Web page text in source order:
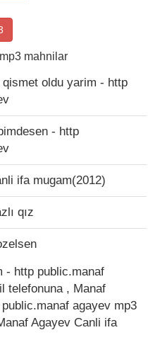
mahnilar
qismet oldu yarim - http
- http
ifa mugam(2012)
qız
- http public.manaf
telefonuna , Manaf
agayev mp3
Agayev Canli ifa